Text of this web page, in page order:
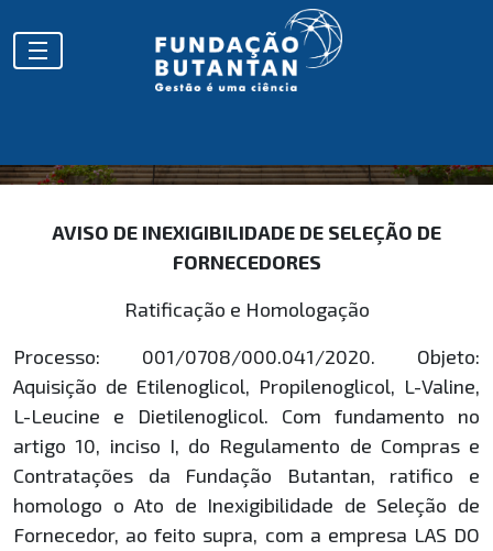
HOMOLOGAÇÕES
AVISO DE INEXIGIBILIDADE DE SELEÇÃO DE
FORNECEDORES
Ratificação e Homologação
Processo: 001/0708/000.041/2020. Objeto:
Aquisição de Etilenoglicol, Propilenoglicol, L-Valine,
L-Leucine e Dietilenoglicol. Com fundamento no
artigo 10, inciso I, do Regulamento de Compras e
Contratações da Fundação Butantan, ratifico e
homologo o Ato de Inexigibilidade de Seleção de
Fornecedor, ao feito supra, com a empresa LAS DO